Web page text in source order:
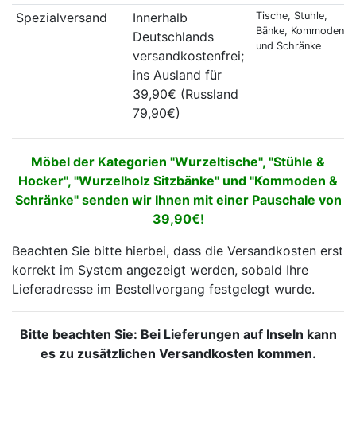
Spezialversand
Innerhalb
Deutschlands
versandkostenfrei;
ins Ausland für
39,90€ (Russland
79,90€)
Tische, Stuhle,
Bänke, Kommoden
und Schränke
Möbel der Kategorien "Wurzeltische", "Stühle &
Hocker", "Wurzelholz Sitzbänke" und "Kommoden &
Schränke" senden wir Ihnen mit einer Pauschale von
39,90€!
Beachten Sie bitte hierbei, dass die Versandkosten erst
korrekt im System angezeigt werden, sobald Ihre
Lieferadresse im Bestellvorgang festgelegt wurde.
Bitte beachten Sie: Bei Lieferungen auf Inseln kann
es zu zusätzlichen Versandkosten kommen.